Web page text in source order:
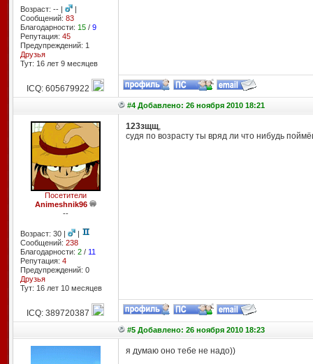
Возраст: -- |
|
Сообщений: 83
Благодарности: 15/ 9
Репутация: 45
Предупреждений: 1
Друзья
Тут: 16 лет 9 месяцев
ICQ: 605679922
#4 Добавлено: 26 ноября 2010 18:21
Посетители
Animeshnik96
--
Возраст: 30 |
|
Сообщений: 238
Благодарности: 2/ 11
Репутация: 4
Предупреждений: 0
Друзья
Тут: 16 лет 10 месяцев
123зщщ,
судя по возрасту ты вряд ли что нибудь
ICQ: 389720387
#5 Добавлено: 26 ноября 2010 18:23
я думаю оно тебе не надо))